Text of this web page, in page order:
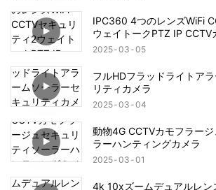
IPC360 4つのレンズWiFi
ウェイトークPTZ IP CCTV
2025 03 05
フルHDフラッドライトア
リティカメラ
2025 03 04
動物4G CCTVカモフラージ
ラーハンティングカメラ
2025 03 01
4k 10xズームデュアルレン